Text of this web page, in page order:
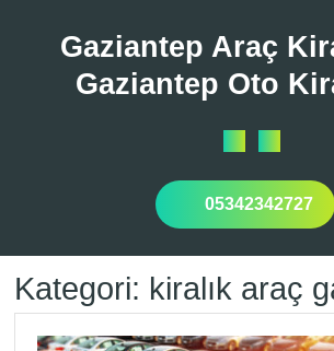
Gaziantep Araç
Gaziantep Oto
Open
Button
05342342727
Kategori: kiralık araç